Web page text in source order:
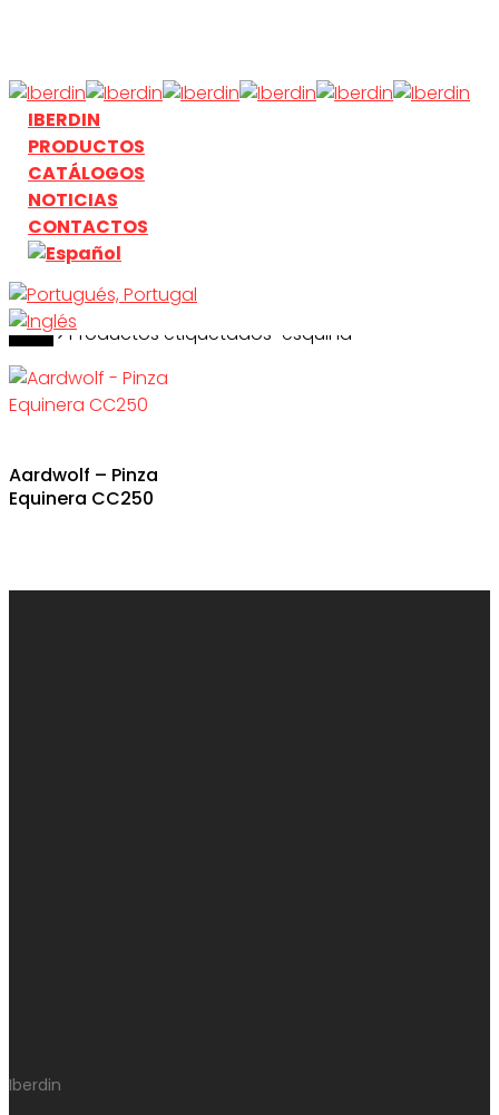
main
content
search
Menu
IBERDIN
PRODUCTOS
CATÁLOGOS
NOTICIAS
CONTACTOS
search
Inicio Productos etiquetados “esquina”
Aardwolf – Pinza
Equinera CC250
Iberdin